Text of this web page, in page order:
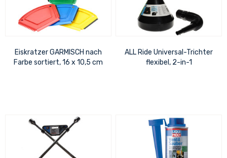
Eiskratzer GARMISCH nach
Farbe sortiert, 16 x 10,5 cm
ALL Ride Universal-Trichter
flexibel, 2-in-1